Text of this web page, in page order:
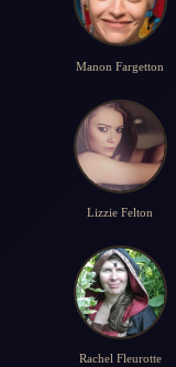
Manon Fargetton
Lizzie Felton
Rachel Fleurotte